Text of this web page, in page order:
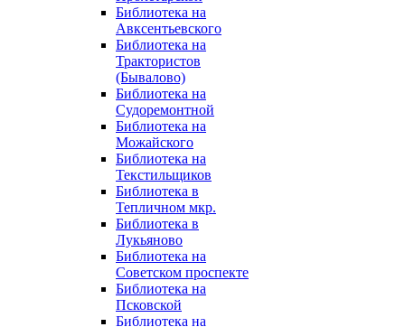
Библиотека на
Авксентьевского
Библиотека на
Трактористов
(Бывалово)
Библиотека на
Судоремонтной
Библиотека на
Можайского
Библиотека на
Текстильщиков
Библиотека в
Тепличном мкр.
Библиотека в
Лукьяново
Библиотека на
Советском проспекте
Библиотека на
Псковской
Библиотека на